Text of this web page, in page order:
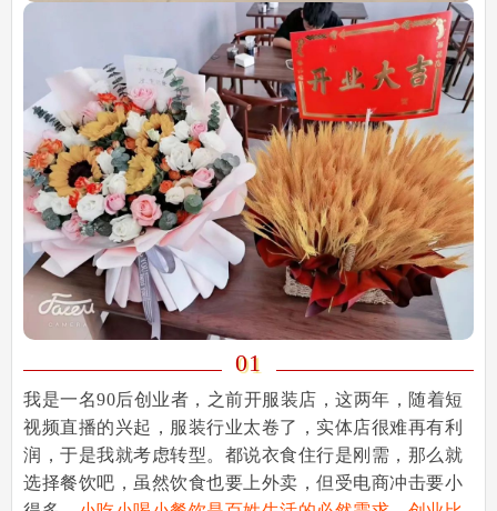
01
我是一名90后创业者，之前开服装店，这两年，随着短
视频直播的兴起，服装行业太卷了，实体店很难再有利
润，于是我就考虑转型。都说衣食住行是刚需，那么就
选择餐饮吧，虽然饮食也要上外卖，但受电商冲击要小